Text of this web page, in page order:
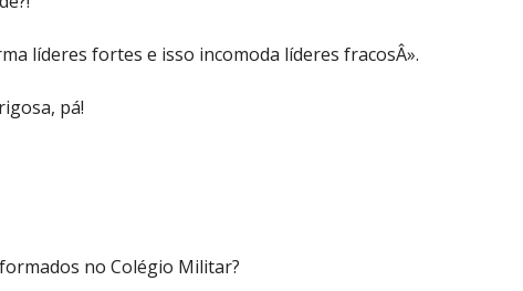
líderes fortes e isso incomoda líderes fracosÂ».
pá!
no Colégio Militar?